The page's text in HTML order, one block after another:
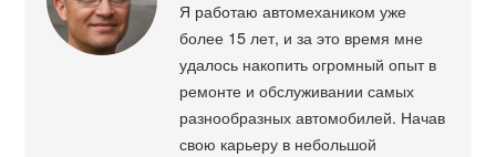
Я работаю автомехаником уже
более 15 лет, и за это время мне
удалось накопить огромный опыт в
ремонте и обслуживании самых
разнообразных автомобилей. Начав
свою карьеру в небольшой